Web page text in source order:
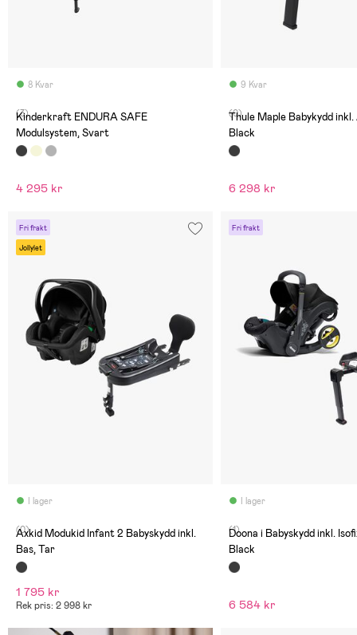
8 Kvar
(3)
Kinderkraft ENDURA SAFE
Modulsystem, Svart
4 295 kr
9 Kvar
(0)
Thule Maple Babykydd inkl.
Black
6 298 kr
Fri frakt
Jollylet
I lager
(0)
Axkid Modukid Infant 2 Babyskydd inkl.
Bas, Tar
1 795 kr
Rek pris: 2 998 kr
Fri frakt
I lager
(1)
Doona i Babyskydd inkl.
Black
6 584 kr